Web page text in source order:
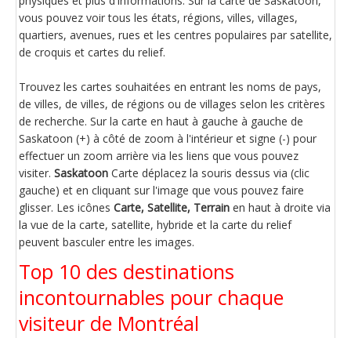
vous pouvez voir tous les états, régions, villes, villages,
quartiers, avenues, rues et les centres populaires par satellite,
de croquis et cartes du relief.
Trouvez les cartes souhaitées en entrant les noms de pays,
de villes, de villes, de régions ou de villages selon les critères
de recherche. Sur la carte en haut à gauche à gauche de
Saskatoon (+) à côté de zoom à l'intérieur et signe (-) pour
effectuer un zoom arrière via les liens que vous pouvez
visiter. Saskatoon Carte déplacez la souris dessus via (clic
gauche) et en cliquant sur l'image que vous pouvez faire
glisser. Les icônes Carte, Satellite, Terrain en haut à droite via
la vue de la carte, satellite, hybride et la carte du relief
peuvent basculer entre les images.
Top 10 des destinations
incontournables pour chaque
visiteur de Montréal